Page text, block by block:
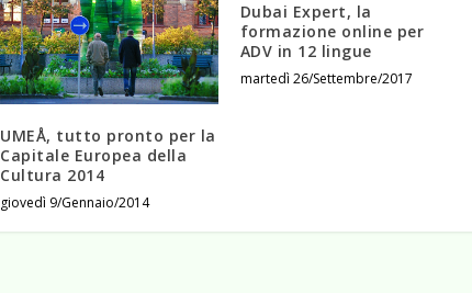
UMEÅ, tutto pronto per la
Capitale Europea della
Cultura 2014
giovedì 9/Gennaio/2014
Dubai Expert, la
formazione online per
ADV in 12 lingue
martedì 26/Settembre/2017